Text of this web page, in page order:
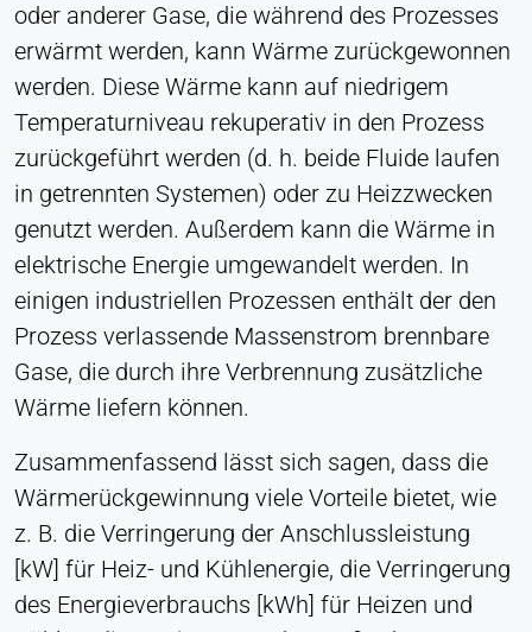
oder anderer Gase, die während des Prozesses
erwärmt werden, kann Wärme zurückgewonnen
werden. Diese Wärme kann auf niedrigem
Temperaturniveau rekuperativ in den Prozess
zurückgeführt werden (d. h. beide Fluide laufen
in getrennten Systemen) oder zu Heizzwecken
genutzt werden. Außerdem kann die Wärme in
elektrische Energie umgewandelt werden. In
einigen industriellen Prozessen enthält der den
Prozess verlassende Massenstrom brennbare
Gase, die durch ihre Verbrennung zusätzliche
Wärme liefern können.
Zusammenfassend lässt sich sagen, dass die
Wärmerückgewinnung viele Vorteile bietet, wie
z. B. die Verringerung der Anschlussleistung
[kW] für Heiz- und Kühlenergie, die Verringerung
des Energieverbrauchs [kWh] für Heizen und
werden anonymisiert verarbeitet.
Matomo
Anbieter:
Heat Transfer Technology
Zweck:
Statistik
Cookie Laufzeit:
Sitzung
VERMARKTUNG
Zur Messung der Marketingeffektivität und zur
LinkedIn
bcookie, li_gc, lidc
Anbieter: